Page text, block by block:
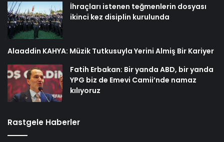
İhraçları istenen teğmenlerin dosyası
ikinci kez disiplin kurulunda
Alaaddin KAHYA: Müzik Tutkusuyla Yerini Almiş Bir Kariyer
Fatih Erbakan: Bir yanda ABD, bir yanda
YPG biz de Emevi Camii’nde namaz
kılıyoruz
Rastgele Haberler